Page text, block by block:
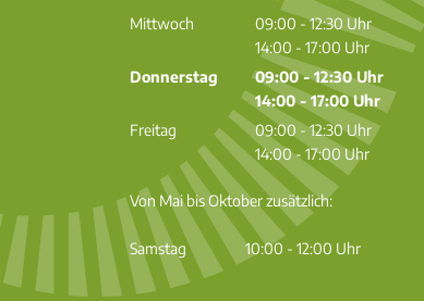
Von 14:00 bis 17:00 Uhr
Mittwoch 09:00 -12:30 Uhr
Von 09:00 bis 12:30 Uhr
14:00 - 17:00 Uhr
Von 14:00 bis 17:00 Uhr
Donnerstag 09:00-12:30Uhr
Von 09:00 bis 12:30 Uhr
14:00-17:00Uhr
Von 14:00 bis 17:00 Uhr
Freitag 09:00 -12:30Uhr
Von 09:00 bis 12:30 Uhr
14:00- 17:00 Uhr
Von 14:00 bis 17:00 Uhr
Von Mai bis Oktober zusätzlich:
Samstag 10:00 - 12:00 Uhr